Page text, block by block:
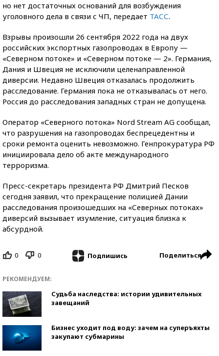
но нет достаточных оснований для возбуждения
уголовного дела в связи с ЧП, передает ТАСС.
Взрывы произошли 26 сентября 2022 года на двух
российских экспортных газопроводах в Европу —
«Северном потоке» и «Северном потоке — 2». Германия,
Дания и Швеция не исключили целенаправленной
диверсии. Недавно Швеция отказалась продолжить
расследование. Германия пока не отказывалась от него.
Россия до расследования западных стран не допущена.
Оператор «Северного потока» Nord Stream AG сообщал,
что разрушения на газопроводах беспрецедентны и
сроки ремонта оценить невозможно. Генпрокуратура РФ
инициировала дело об акте международного
терроризма.
Пресс-секретарь президента РФ Дмитрий Песков
сегодня заявил, что прекращение полицией Дании
расследования произошедших на «Северных потоках»
диверсий вызывает изумление, ситуация близка к
абсурдной.
0 0 Подпишись Поделиться
РЕКОМЕНДУЕМ:
Судьба наследства: истории удивительных
завещаний
Бизнес уходит под воду: зачем на суперъяхты
закупают субмарины